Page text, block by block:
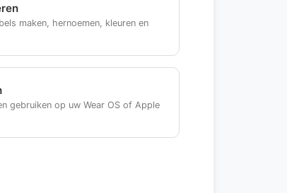
maken, hernoemen, kleuren en
gebruiken op uw Wear OS of Apple